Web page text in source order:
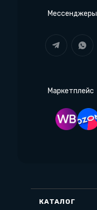
Мессенджеры
Маркетплейс
КАТАЛОГ